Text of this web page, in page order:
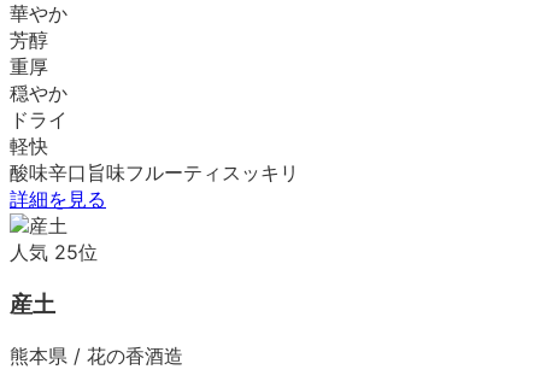
華やか
芳醇
重厚
穏やか
ドライ
軽快
酸味辛口 旨味フルーティ スッキリ
詳細を見る
人気 25位
産土
熊本県 / 花の香酒造